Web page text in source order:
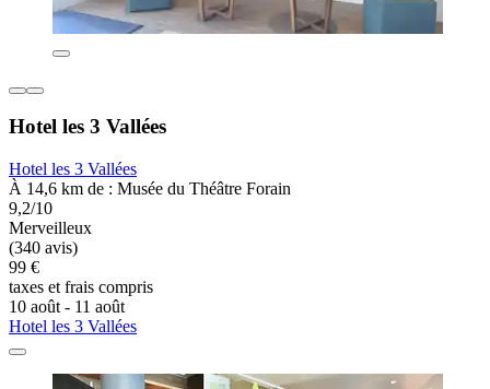
Hotel les 3 Vallées
Hotel les 3 Vallées
À 14,6 km de : Musée du Théâtre Forain
9,2/10
Merveilleux
(340 avis)
99 €
taxes et frais compris
10 août - 11 août
Hotel les 3 Vallées